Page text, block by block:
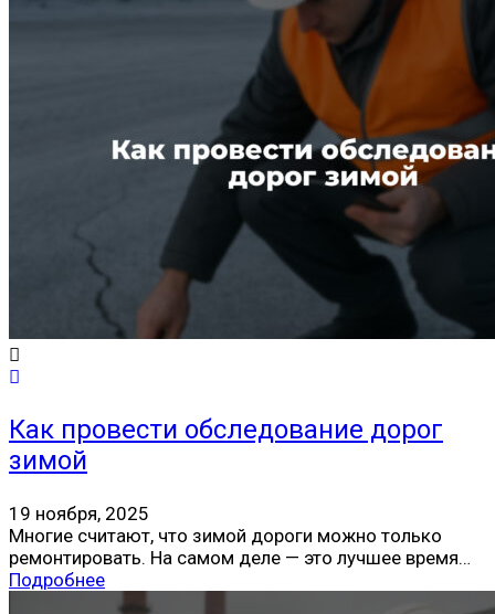
Как провести обследование дорог
зимой
19 ноября, 2025
Многие считают, что зимой дороги можно только
ремонтировать. На самом деле — это лучшее время…
Подробнее